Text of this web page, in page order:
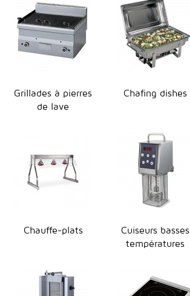
Grillades à pierres
de lave
Chafing dishes
Chauffe-plats
Cuiseurs basses
températures